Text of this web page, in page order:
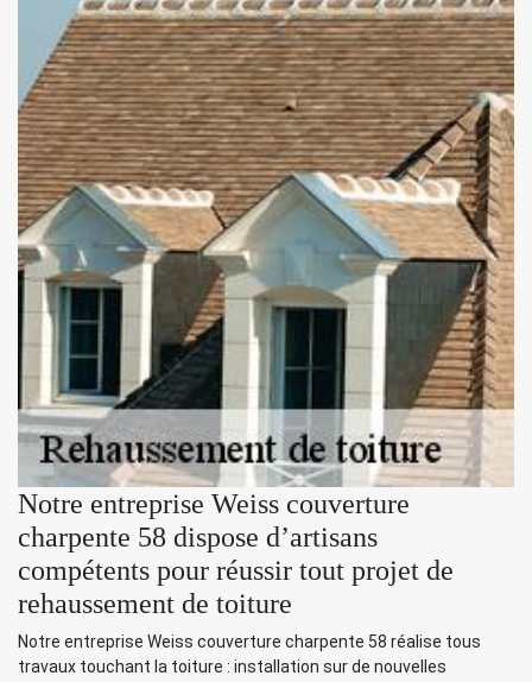
Notre entreprise Weiss couverture
charpente 58 dispose d’artisans
compétents pour réussir tout projet de
rehaussement de toiture
Notre entreprise Weiss couverture charpente 58 réalise tous
travaux touchant la toiture : installation sur de nouvelles